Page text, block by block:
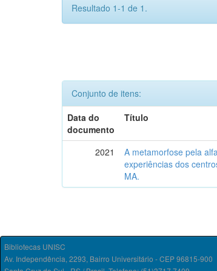
Resultado 1-1 de 1.
Conjunto de itens:
Data do
documento
Título
2021
A metamorfose pela
experiências dos
MA.
Bibliotecas UNISC
Av. Independência, 2293, Bairro Universitário - CEP 96815-900